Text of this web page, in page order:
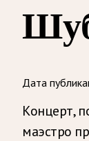
Дата
Концерт,
маэстро